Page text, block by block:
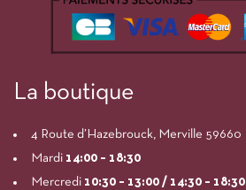
La boutique
4 Route d’Hazebrouck, Merville 59660
Mardi 14:00 – 18:30
Mercredi 10:30 – 13:00 / 14:30 – 18:30